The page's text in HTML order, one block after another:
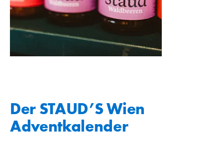
Der STAUD’S Wien
Adventkalender